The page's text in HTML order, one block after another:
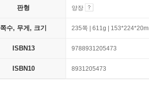
판형 양장
쪽수, 무게, 크기 235쪽 | 611g |
ISBN13 9788931205473
ISBN10 8931205473